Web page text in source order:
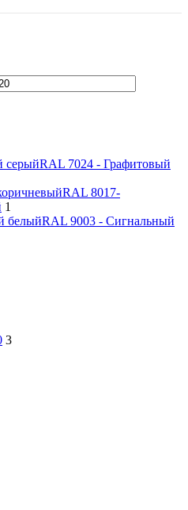
серыйRAL 7024 - Графитовый
RAL 8017-
1
белыйRAL 9003 - Сигнальный
3